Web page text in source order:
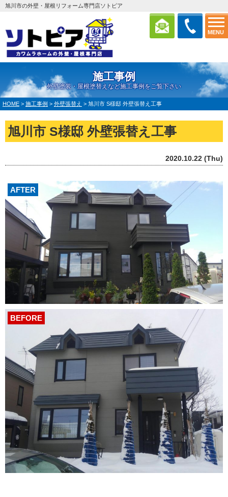
MENU
旭川市の外壁・屋根リフォーム専門店ソトピア
施工事例
外壁塗装・屋根塗替えなど施工事例をご覧下さい
HOME > 施工事例 > 外壁張替え > 旭川市 S様邸 外壁張替え工事
旭川市 S様邸 外壁張替え工事
2020.10.22 (Thu)
AFTER
BEFORE